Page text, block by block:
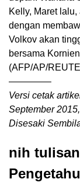
Kelly, Maret
dengan
Volkov akan
bersama
(AFP/AP/
————–
Versi cetak
September
Disesaki
nih